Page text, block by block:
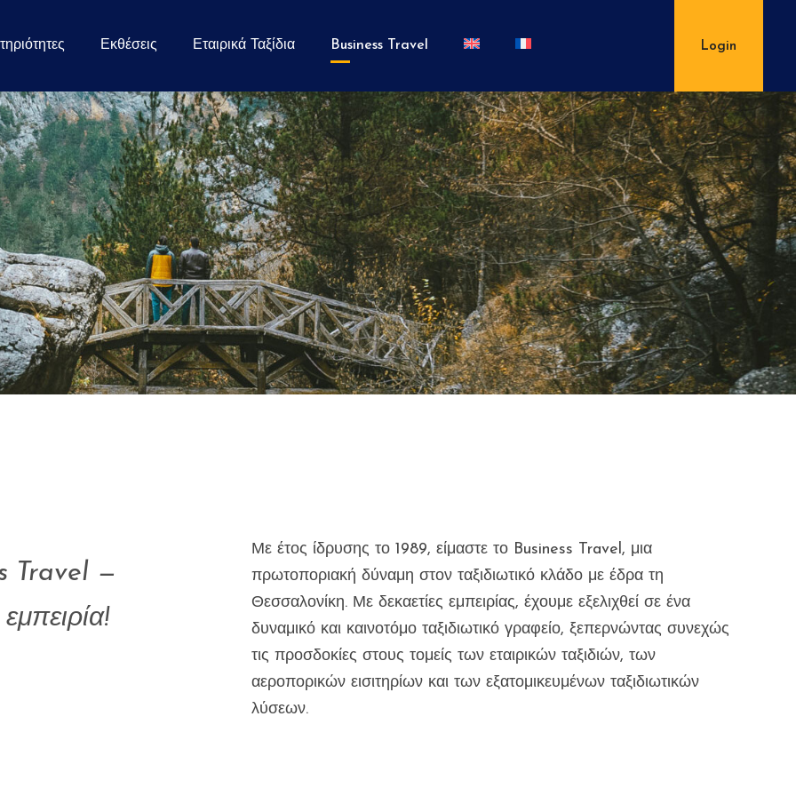
Εκθέσεις Εταιρικά Ταξίδια Business Travel Login
Travel —
Με έτος ίδρυσης το 1989, είμαστε το Business Travel, μια
πρωτοποριακή δύναμη στον ταξιδιωτικό κλάδο με έδρα τη
Θεσσαλονίκη. Με δεκαετίες εμπειρίας, έχουμε εξελιχθεί σε ένα
δυναμικό και καινοτόμο ταξιδιωτικό γραφείο, ξεπερνώντας συνεχώς
τις προσδοκίες στους τομείς των εταιρικών ταξιδιών, των
αεροπορικών εισιτηρίων και των εξατομικευμένων ταξιδιωτικών
λύσεων.